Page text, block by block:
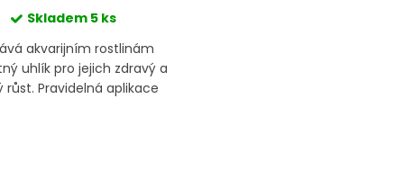
Skladem 5 ks
akvarijním rostlinám
uhlík pro jejich zdravý a
růst. Pravidelná aplikace